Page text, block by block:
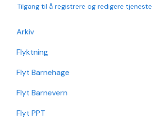
Tilgang til å registrere og redigere tjeneste
Arkiv
Flyktning
Flyt Barnehage
Flyt Barnehage Hjelpeside
Min Barnehage (app)
Flyt Barnevern
Autopay
Flyt PPT